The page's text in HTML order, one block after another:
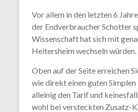
Vor allem in den letzten 6
der Endverbraucher Schotter
Wissenschaft hat sich mit
Heitersheim wechseln würden.
Oben auf der Seite erreichen
wie direkt einen guten
alleinig den Tarif und
wohl bei versteckten Zusatz-